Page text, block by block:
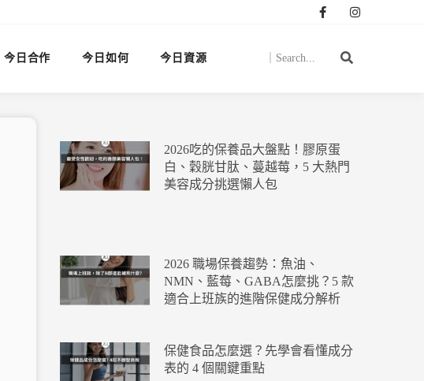
今日合作 今日如何 今日資源
2026吃的保養品大盤點！膠原蛋
白、穀胱甘肽、蔓越莓，5 大熱門
美容成分挑選懶人包
2026 職場保養趨勢：魚油、
NMN、藍莓、GABA怎麼挑？5 款
適合上班族的進階保健成分解析
保健食品怎麼選？先學會看懂成分
表的 4 個關鍵重點